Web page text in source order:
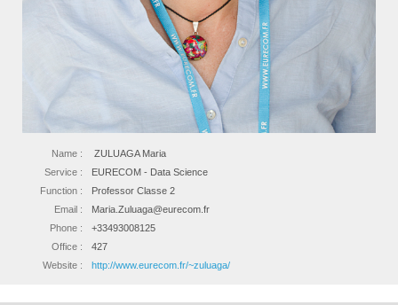
Name :
ZULUAGA Maria
Service :
EURECOM - Data Science
Function :
Professor Classe 2
Email :
Maria.Zuluaga@eurecom.fr
Phone :
+33493008125
Office :
427
Website :
http://www.eurecom.fr/~zuluaga/